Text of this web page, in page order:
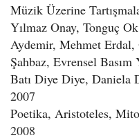
Müzik Üzerine
Yılmaz Onay, Tonguç
Aydemir, Mehmet Erdal,
Şahbaz, Evrensel Basım
Batı Diye Diye, Daniela
2007
Poetika, Aristoteles,
2008